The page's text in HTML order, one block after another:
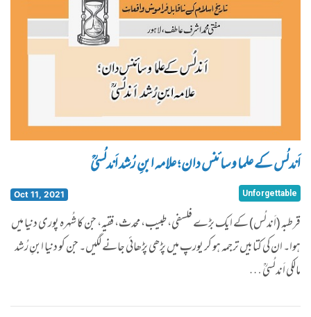
اَندلُس کے علما و سائنس دان ؛ علامہ ابنِ رُشد اَندلُسیؒ
Oct 11, 2021 Unforgettable
قرطبہ (اَندلُس) کے ایک بڑے فلسفی، طبیب، محدث، فقیہ، جن کا شُہرہ پوری دنیا میں
ہوا۔ ان کی کتابیں ترجمہ ہو کر یورپ میں پڑھی پڑھائی جانے لگیں۔ جن کو دنیا ابنِ رُشد
مالکی اَندلُسیؒ …